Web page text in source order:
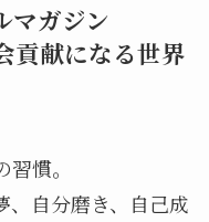
マガジン
貢献になる世界
慣。
、自分磨き、自己成